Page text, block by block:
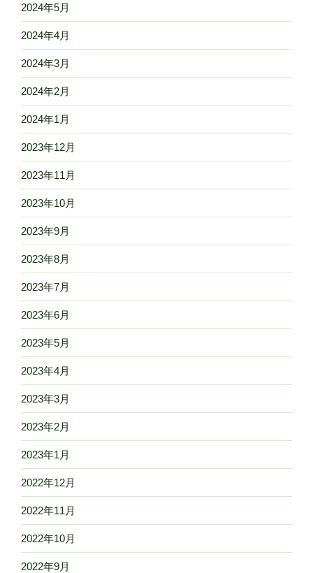
2024年5月
2024年4月
2024年3月
2024年2月
2024年1月
2023年12月
2023年11月
2023年10月
2023年9月
2023年8月
2023年7月
2023年6月
2023年5月
2023年4月
2023年3月
2023年2月
2023年1月
2022年12月
2022年11月
2022年10月
2022年9月